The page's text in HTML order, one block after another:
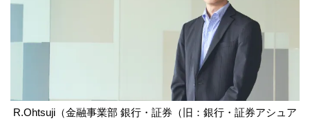
R.Ohtsuji（金融事業部 銀行・証券（旧：銀行・証券アシュア